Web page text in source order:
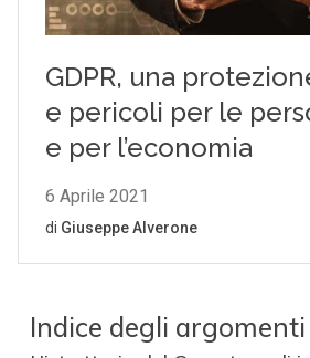
Indice degli argomenti